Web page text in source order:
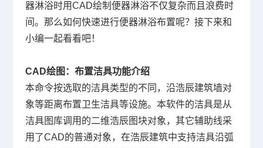
器淋浴时用CAD绘制便器淋浴不仅复杂而且浪费时
间。那么如何快速进行便器淋浴布置呢？接下来和
小编一起看看吧！
CAD绘图 ：布置洁具功能介绍
本命令按选取的洁具类型的不同，沿浩辰建筑墙对
象等距离布置卫生洁具等设施。本软件的洁具是从
洁具图库调用的二维浩辰图块对象，其它辅助线采
用了CAD的普通对象，在浩辰建筑中支持洁具沿弧